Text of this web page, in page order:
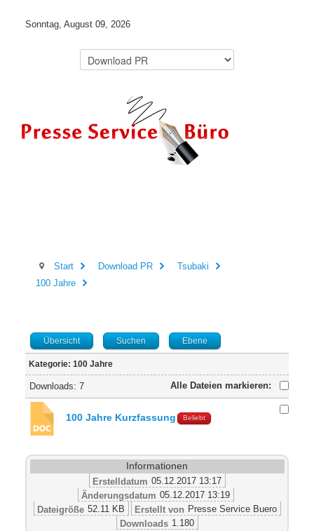
Sonntag, August 09, 2026
Start Download PR
Tsubaki
100 Jahre
Übersicht Suchen Ebene
Kategorie: 100 Jahre
Alle Dateien markieren:
Downloads: 7
100 Jahre Kurzfassung Beliebt
Informationen
Erstelldatum 05.12.2017 13:17
Änderungsdatum 05.12.2017 13:19
Dateigröße 52.11 KB Erstellt von Presse Service Buero
Downloads 1.180